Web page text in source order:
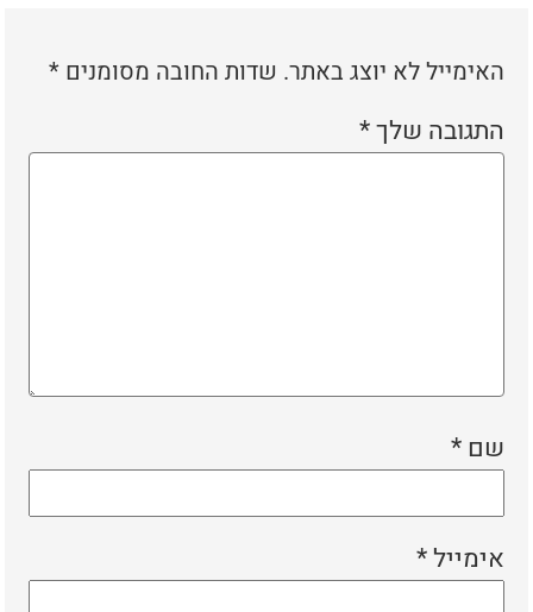
האימייל לא יוצג באתר. שדות החובה מסומנים*
התגובה שלך*
שם*
אימייל*